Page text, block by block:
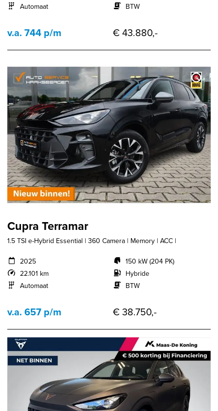
Automaat
BTW
v.a. 744 p/m € 43.880,-
Cupra Terramar
1.5 TSI e-Hybrid Essential | 360 Camera | Memory | ACC |
2025
22.101 km
Automaat
150 kW (204 PK)
Hybride
BTW
v.a. 657 p/m € 38.750,-